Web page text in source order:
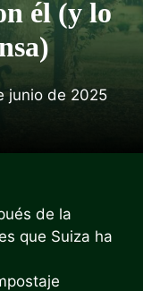
él (y lo
junio de 2025
de la
que Suiza ha